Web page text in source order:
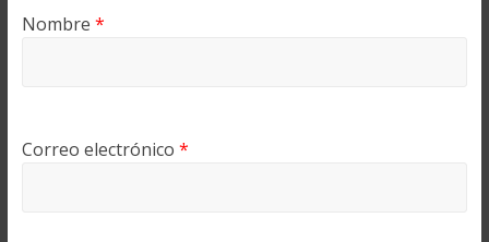
Nombre *
Correo electrónico *